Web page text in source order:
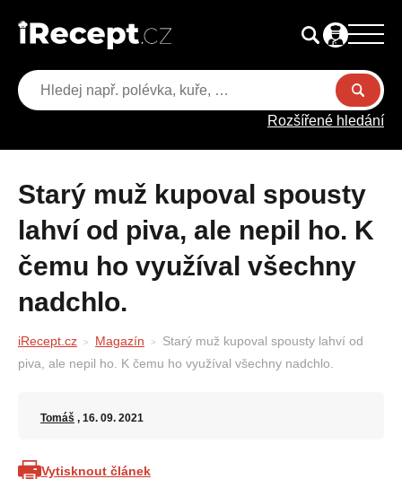
Rozšířené hledání
Starý muž kupoval spousty
lahví od piva, ale nepil ho. K
čemu ho využíval všechny
nadchlo.
iRecept.cz Magazín
Starý muž kupoval spousty lahví od
piva, ale nepil ho. K čemu ho využíval všechny nadchlo.
Tomáš , 16. 09. 2021
Vytisknout článek